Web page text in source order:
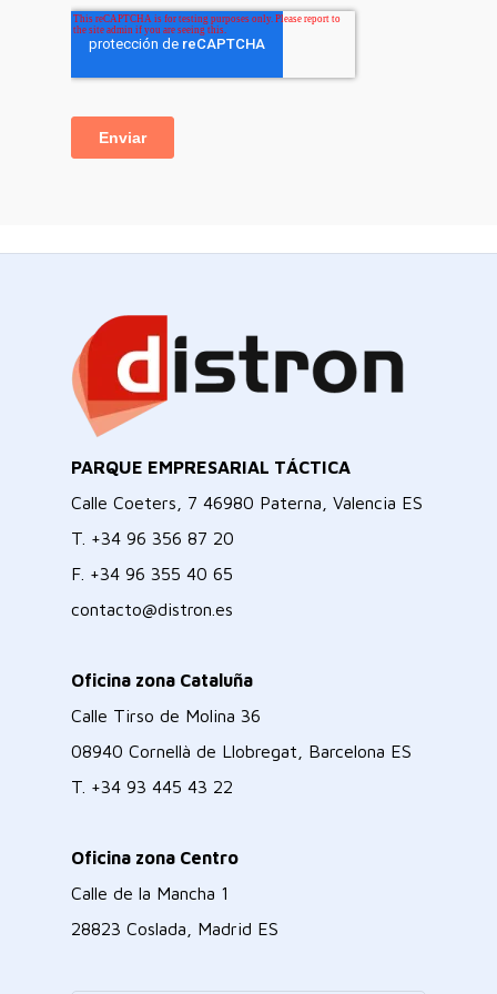
PARQUE EMPRESARIAL TÁCTICA
Calle Coeters, 7 46980 Paterna, Valencia ES
T. +34 96 356 87 20
F. +34 96 355 40 65
contacto@distron.es
Oficina zona Cataluña
Calle Tirso de Molina 36
08940 Cornellà de Llobregat, Barcelona ES
T. +34 93 445 43 22
Oficina zona Centro
Calle de la Mancha 1
28823 Coslada, Madrid ES